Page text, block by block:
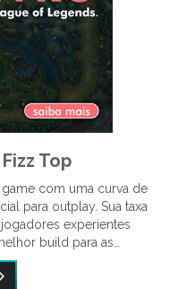
Top
com uma curva de
para outplay. Sua taxa
experientes
build para as…